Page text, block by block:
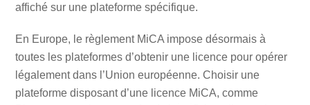
affiché sur une plateforme spécifique.
En Europe, le règlement MiCA impose désormais à
toutes les plateformes d’obtenir une licence pour opérer
légalement dans l’Union européenne. Choisir une
plateforme disposant d’une licence MiCA, comme